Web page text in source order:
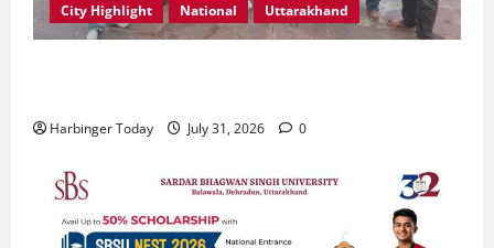
City Highlight National Uttarakhand
Harbinger Today July 31, 2026 0